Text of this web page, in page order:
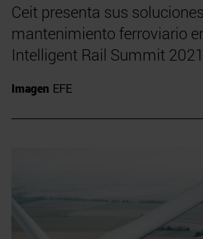
Ceit presenta sus
mantenimiento ferroviario
Intelligent Rail Summit 2021
Imagen EFE